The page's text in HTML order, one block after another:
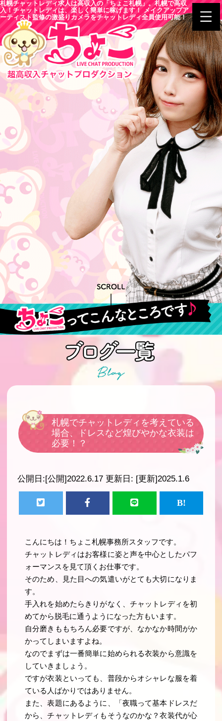
札幌チャットレディ求人は高収入の「ちょこ札幌」。札幌で高収
入！チャットレディは、楽しく簡単に稼げます！ メイクアップア
ーティスト監修の激盛りカメラをチャットレディ全員使用可能！
札幌でチャットレディを考えている
場合、ドレスなど煌びやかな衣装は
必要！？
公開日:[公開]2022.6.17 更新日: [更新]2025.1.6
こんにちは！ちょこ札幌事務所スタッフです。
チャットレディはお客様に姿と声を中心としたパフ
ォーマンスを見て頂くお仕事です。
そのため、見た目への気遣いがとても大切になりま
す。
手入れを始めたらきりがなく、チャットレディを初
めてから脱毛に通うようになった方もいます。
自分磨きももちろん必要ですが、なかなか時間がか
かってしまいますよね。
なのでまずは一番簡単に始められる衣装から意識を
していきましょう。
ですが衣装といっても、普段からオシャレな服を着
ている人ばかりではありません。
また、表題にあるように、「夜職って基本ドレスだ
から、チャットレディもそうなのかな？衣装代が心